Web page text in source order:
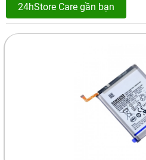
24hStore Care gần bạn